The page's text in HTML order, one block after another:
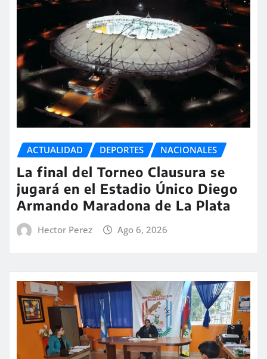
ACTUALIDAD DEPORTES NACIONALES
La final del Torneo Clausura se
jugará en el Estadio Único Diego
Armando Maradona de La Plata
Hector Perez Ago 6, 2026